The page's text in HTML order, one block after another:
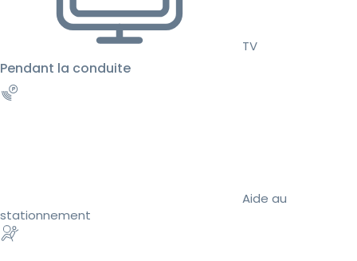
TV
Pendant la conduite
Aide au
stationnement